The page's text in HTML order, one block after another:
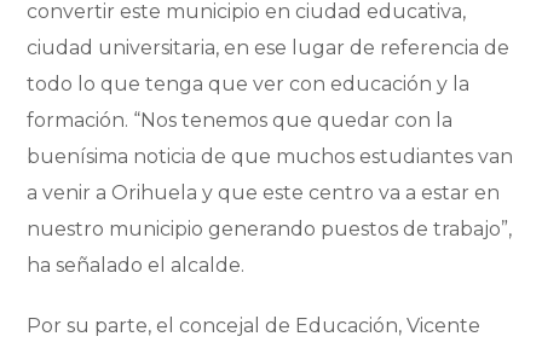
convertir este municipio en ciudad educativa,
ciudad universitaria, en ese lugar de referencia de
todo lo que tenga que ver con educación y la
formación. “Nos tenemos que quedar con la
buenísima noticia de que muchos estudiantes van
a venir a Orihuela y que este centro va a estar en
nuestro municipio generando puestos de trabajo”,
ha señalado el alcalde.
Por su parte, el concejal de Educación, Vicente